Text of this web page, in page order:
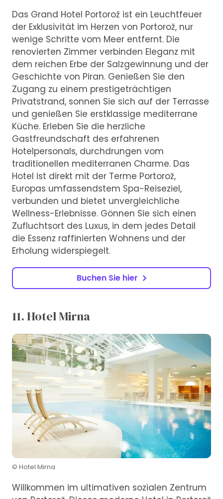
Das Grand Hotel Portorož ist ein Leuchtfeuer
der Exklusivität im Herzen von Portorož, nur
wenige Schritte vom Meer entfernt. Die
renovierten Zimmer verbinden Eleganz mit
dem reichen Erbe der Salzgewinnung und der
Geschichte von Piran. Genießen Sie den
Zugang zu einem prestigeträchtigen
Privatstrand, sonnen Sie sich auf der Terrasse
und genießen Sie erstklassige mediterrane
Küche. Erleben Sie die herzliche
Gastfreundschaft des erfahrenen
Hotelpersonals, durchdrungen vom
traditionellen mediterranen Charme. Das
Hotel ist direkt mit der Terme Portorož,
Europas umfassendstem Spa-Reiseziel,
verbunden und bietet unvergleichliche
Wellness-Erlebnisse. Gönnen Sie sich einen
Zufluchtsort des Luxus, in dem jedes Detail
die Essenz raffinierten Wohnens und der
Erholung widerspiegelt.
Buchen Sie hier
11. Hotel Mirna
© Hotel Mirna
Willkommen im ultimativen sozialen Zentrum